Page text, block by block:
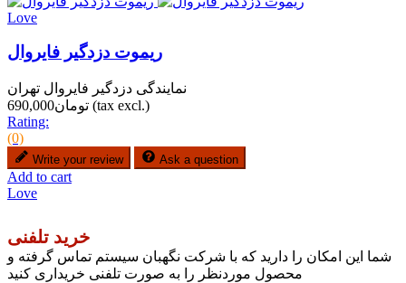
Love
ریموت دزدگیر فایروال
نمایندگی دزدگیر فایروال تهران
تومان690,000 (tax excl.)
Rating:
(0)
Write your review Ask a question
Add to cart
Love
خرید تلفنی
شما این امکان را دارید که با شرکت نگهبان سیستم تماس گرفته و
محصول موردنظر را به صورت تلفنی خریداری کنید